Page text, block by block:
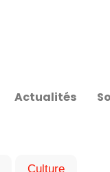
Actualités
Culture